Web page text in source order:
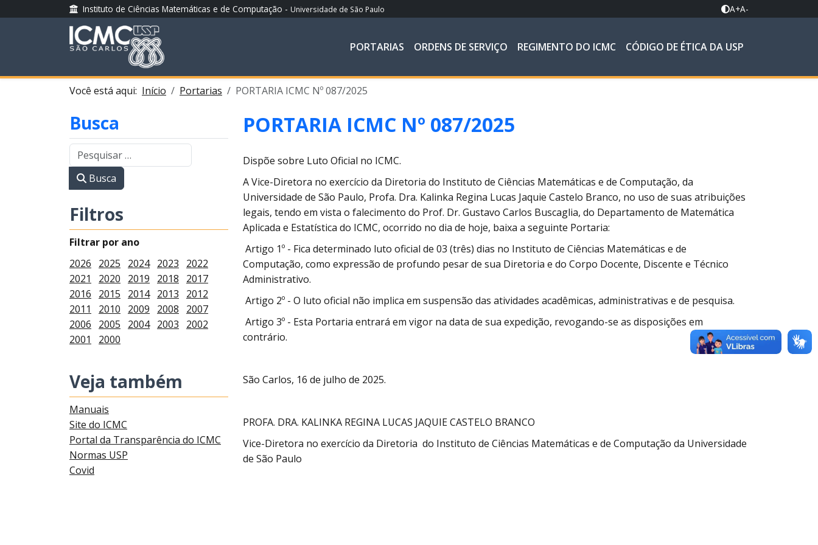
Instituto de Ciências Matemáticas e de Computação - Universidade de São Paulo A+A-
PORTARIAS ORDENS DE SERVIÇO REGIMENTO DO ICMC CÓDIGO DE ÉTICA DA USP
Você está aqui: Início Portarias PORTARIA ICMC Nº 087/2025
Busca
Busca
Filtros
Filtrar por ano
2026
2025 2024 2023
2022
2021
2020 2019 2018
2017
2016
2015 2014 2013
2012
2011
2010 2009 2008
2007
2006
2005 2004 2003
2002
2001
2000
Veja também
Manuais
Site do ICMC
Portal da Transparência do ICMC
Normas USP
Covid
PORTARIA ICMC Nº 087/2025
Dispõe sobre Luto Oficial no ICMC.
A Vice-Diretora no exercício da Diretoria do Instituto de Ciências Matemáticas e de Computação, da
Universidade de São Paulo, Profa. Dra. Kalinka Regina Lucas Jaquie Castelo Branco, no uso de suas atribuições
legais, tendo em vista o falecimento do Prof. Dr. Gustavo Carlos Buscaglia, do Departamento de Matemática
Aplicada e Estatística do ICMC, ocorrido no dia de hoje, baixa a seguinte Portaria:
Artigo 1º - Fica determinado luto oficial de 03 (três) dias no Instituto de Ciências Matemáticas e de
Computação, como expressão de profundo pesar de sua Diretoria e do Corpo Docente, Discente e Técnico
Administrativo.
Artigo 2º - O luto oficial não implica em suspensão das atividades acadêmicas, administrativas e de pesquisa.
Artigo 3º - Esta Portaria entrará em vigor na data de sua expedição, revogando-se as disposições em
contrário.
São Carlos, 16 de julho de 2025.
PROFA. DRA. KALINKA REGINA LUCAS JAQUIE CASTELO BRANCO
Vice-Diretora no exercício da Diretoria do Instituto de Ciências Matemáticas e de Computação da Universidade
de São Paulo